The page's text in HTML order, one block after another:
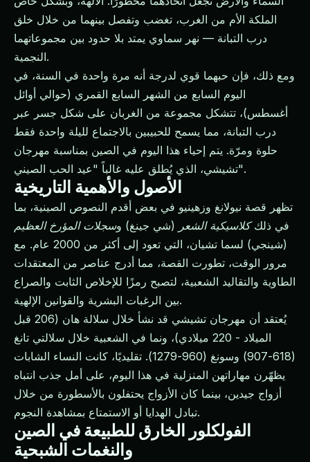
الملكة الأم من الغرب، تغضب وتفصل بينهما من خلال خلق
درب التبانة — نهر سماوي يمتد بلا حدود بين مجموعاتهما
النجمية.
ومع ذلك، فإن حبهما قوي لدرجة أنه مرة واحدة في السنة، في
اليوم السابع من الشهر السابع القمري (حوالي أوائل
أغسطس)، تتشكل مجموعة من الغربان على شكل جسر عبر
درب التبانة، مما يسمح للحبيبين بالاجتماع لليلة واحدة فقط
حلوة ومرّة. يتم إحياء هذا اليوم في الصين بمناسبة مهرجان
تشيشي، الذي يُطلق عليه غالباً "عيد الحب الصيني".
الأصول والأهمية التاريخية
تظهر قصة نيولانغ وزهينيو في بعض أقدم النصوص الصينية، بما
في ذلككلاسيكية الشعر (شي جينغ) وسجلات المؤرخ العظيم
(شينجي) لسما تشيان، التي تعود إلى أكثر من 2000 عام. مع
مرور الوقت، تطورت القصة، مما أدرج عناصر من المعتقدات
الطاوية والتقاليد الشعبية، لتصبح رمزًا للإخلاص الثابت والصراع
بين الرغبات البشرية والقوانين الإلهية.
يُعتقد أن مهرجان تشيشي قد نشأ خلال سلالة هان (206 قبل
الميلاد - 220 ميلادي)، ونما في الشعبية خلال سلالتي تانغ
(618-907) وسونغ (960-1279). تقليديًا، كانت النساء الشابات
يظهّرن مهاراتهن المنزلية في هذا اليوم، على أمل جذب انتباه
أزواج جيدين، بينما كان الأزواج يحتفلون بالأسطورة من خلال
تبادل الهدايا أو الاستمتاع بمشاهدة النجوم.
الفولكلور الخارق للطبيعة في الصين
والنغمات الشبحية